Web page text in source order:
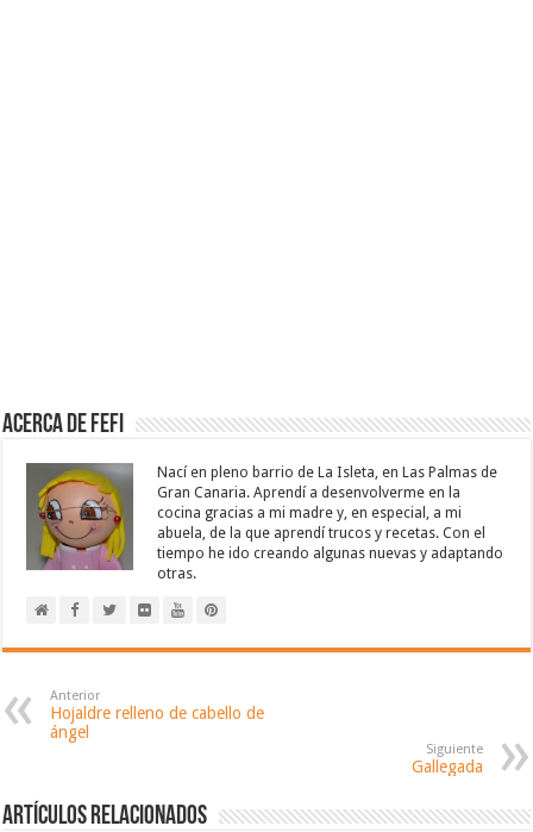
Acerca de Fefi
Nací en pleno barrio de La Isleta, en Las Palmas de
Gran Canaria. Aprendí a desenvolverme en la
cocina gracias a mi madre y, en especial, a mi
abuela, de la que aprendí trucos y recetas. Con el
tiempo he ido creando algunas nuevas y adaptando
otras.
Anterior
Hojaldre relleno de cabello de
ángel
Siguiente
Gallegada
Artículos relacionados